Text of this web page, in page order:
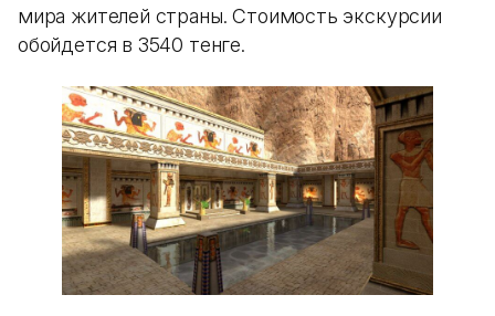
мира жителей страны. Стоимость экскурсии
обойдется в 3540 тенге.